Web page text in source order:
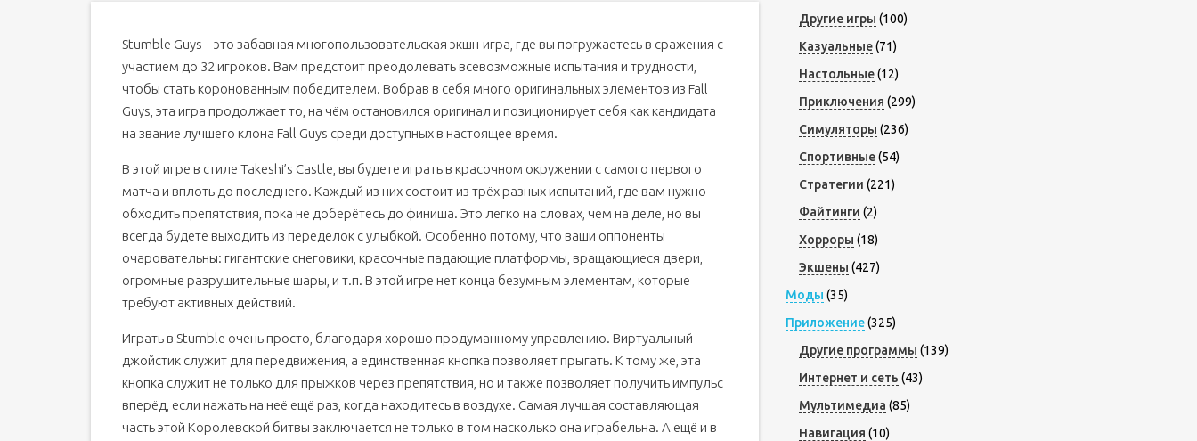
Stumble Guys – это забавная многопользовательская экшн-игра, где вы погружаетесь в сражения с
участием до 32 игроков. Вам предстоит преодолевать всевозможные испытания и трудности,
чтобы стать коронованным победителем. Вобрав в себя много оригинальных элементов из Fall
Guys, эта игра продолжает то, на чём остановился оригинал и позиционирует себя как кандидата
на звание лучшего клона Fall Guys среди доступных в настоящее время.
В этой игре в стиле Takeshi’s Castle, вы будете играть в красочном окружении с самого первого
матча и вплоть до последнего. Каждый из них состоит из трёх разных испытаний, где вам нужно
обходить препятствия, пока не доберётесь до финиша. Это легко на словах, чем на деле, но вы
всегда будете выходить из переделок с улыбкой. Особенно потому, что ваши оппоненты
очаровательны: гигантские снеговики, красочные падающие платформы, вращающиеся двери,
огромные разрушительные шары, и т.п. В этой игре нет конца безумным элементам, которые
требуют активных действий.
Играть в Stumble очень просто, благодаря хорошо продуманному управлению. Виртуальный
джойстик служит для передвижения, а единственная кнопка позволяет прыгать. К тому же, эта
кнопка служит не только для прыжков через препятствия, но и также позволяет получить импульс
вперёд, если нажать на неё ещё раз, когда находитесь в воздухе. Самая лучшая составляющая
часть этой Королевской битвы заключается не только в том насколько она играбельна. А ещё и в
Другие игры (100)
Казуальные(71)
Настольные(12)
Приключения (299)
Симуляторы (236)
Спортивные(54)
Стратегии (221)
Файтинги (2)
Хорроры (18)
Экшены (427)
Моды (35)
Приложение(325)
Другие программы (139)
Интернет и сеть (43)
Мультимедиа (85)
Навигация (10)